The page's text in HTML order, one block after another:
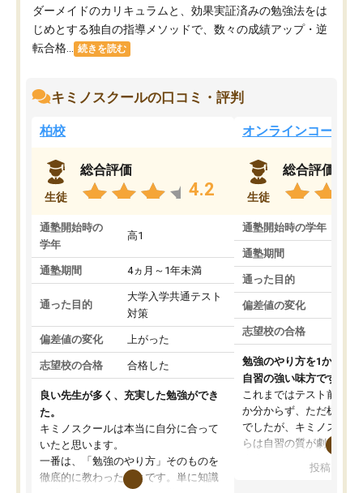
ダーメイドのカリキュラムと、効果実証済みの勉強法をは
じめとする独自の指導メソッドで、数々の成績アップ・逆
転合格...
続きを読む
キミノスクールの口コミ・評判
柏校
生徒
総合評価
4.2
通塾開始時の
学年
高1
通塾期間 4ヵ月～1年未満
通った目的
大学入学共通テスト
対策
偏差値の変化 上がった
志望校の合格 合格した
良い先生が多く、充実した勉強ができ
た。
キミノスクールは本当に自分に合って
いたと思います。
一番は、「勉強のやり方」そのものを
徹底的に教わったことです。単に知識
オンラインコース
生徒
総合評価
通塾開始時の学年
通塾期間
通った目的
偏差値の変化
志望校の合格
勉強のやり方を1から教
自習の強い味方です。
これまではテスト前に何
か分からず、ただ机に座
でしたが、キミノスクー
らは自習の質が劇的に変
を明確にしてくれるの
投稿日：